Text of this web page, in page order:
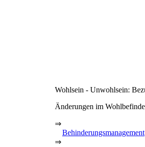
Wohlsein - Unwohlsein:
Änderungen im
⇒
Behinderungsmanagement
⇒